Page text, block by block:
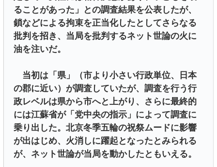
ることがあった」との調査結果を公表したが、
鎖などによる拘束を正当化したとしてさらなる
批判を招き、当局を批判するネット世論の火に
油を注いだ。
当初は「県」（市より小さい行政単位、日本
の郡に近い）が調査していたが、調査を行う行
政レベルは県から市へと上がり、さらに最終的
には江蘇省が「党中央の指示」によって調査に
乗り出した。北京冬季五輪の祝祭ムードに影響
が出はじめ、火消しに躍起となったとみられる
が、ネット世論が当局を動かしたともいえる。